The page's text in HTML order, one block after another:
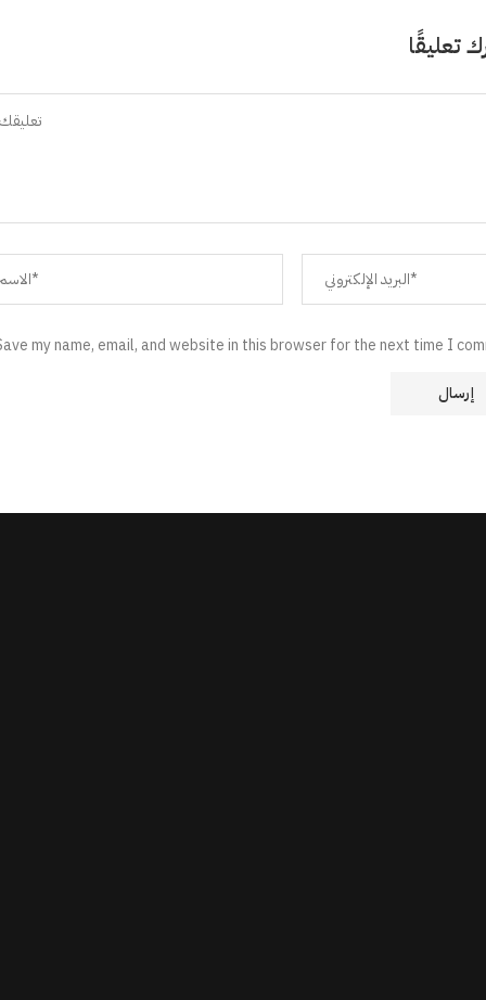
تعليقًا
my name, email, and website in this browser for the next time I